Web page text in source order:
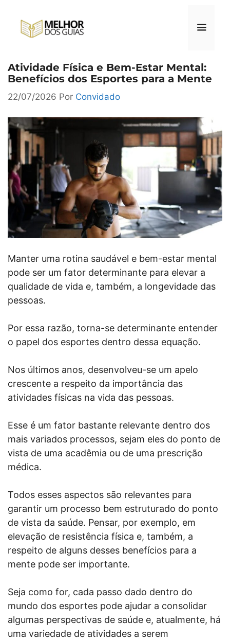
Menu
Atividade Física e Bem-Estar Mental:
Benefícios dos Esportes para a Mente
22/07/2026 Por Convidado
Manter uma rotina saudável e bem-estar mental
pode ser um fator determinante para elevar a
qualidade de vida e, também, a longevidade das
pessoas.
Por essa razão, torna-se determinante entender
o papel dos esportes dentro dessa equação.
Nos últimos anos, desenvolveu-se um apelo
crescente a respeito da importância das
atividades físicas na vida das pessoas.
Esse é um fator bastante relevante dentro dos
mais variados processos, sejam eles do ponto de
vista de uma acadêmia ou de uma prescrição
médica.
Todos esses aspectos são relevantes para
garantir um processo bem estruturado do ponto
de vista da saúde. Pensar, por exemplo, em
elevação de resistência física e, também, a
respeito de alguns desses benefícios para a
mente pode ser importante.
Seja como for, cada passo dado dentro do
mundo dos esportes pode ajudar a consolidar
algumas perspectivas de saúde e, atualmente, há
uma variedade de atividades a serem